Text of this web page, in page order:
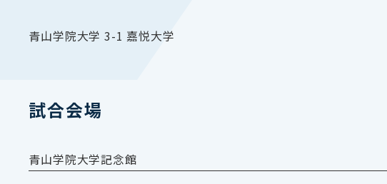
青山学院大学 3-1 嘉悦大学
試合会場
青山学院大学記念館